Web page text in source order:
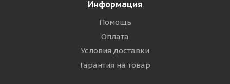
Информация
Помощь
Оплата
Условия доставки
Гарантия на товар